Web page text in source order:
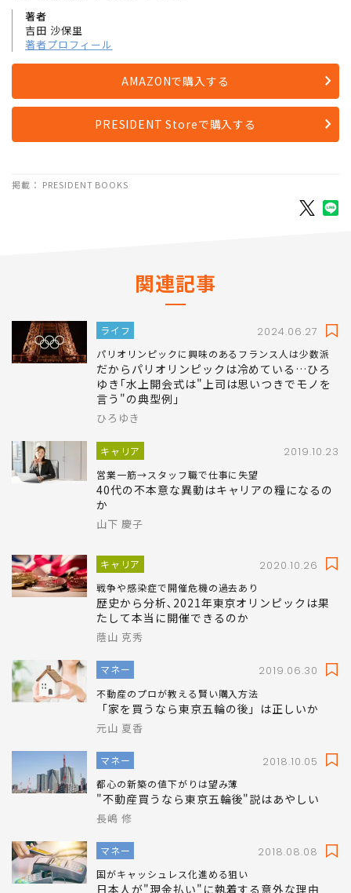
著者
吉田 沙保里
著者プロフィール
AMAZONで購入する
PRESIDENT Storeで購入する
掲載： PRESIDENT BOOKS
関連記事
ライフ 2024.06.27
パリオリンピックに興味のあるフランス人は少数派
だからパリオリンピックは冷めている…ひろ
ゆき｢水上開会式は"上司は思いつきでモノを
言う"の典型例｣
ひろゆき
キャリア 2019.10.23
営業一筋→スタッフ職で仕事に失望
40代の不本意な異動はキャリアの糧になるの
か
山下 慶子
キャリア 2020.10.26
戦争や感染症で開催危機の過去あり
歴史から分析､2021年東京オリンピックは果
たして本当に開催できるのか
蔭山 克秀
マネー 2019.06.30
不動産のプロが教える賢い購入方法
「家を買うなら東京五輪の後」は正しいか
元山 夏香
マネー 2018.10.05
都心の新築の値下がりは望み薄
"不動産買うなら東京五輪後"説はあやしい
長嶋 修
マネー 2018.08.08
国がキャッシュレス化進める狙い
日本人が"現金払い"に執着する意外な理由